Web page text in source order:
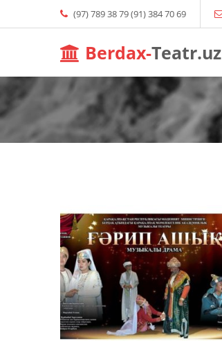
(97) 789 38 79 (91) 384 70 69
Berdax-Teatr.uz